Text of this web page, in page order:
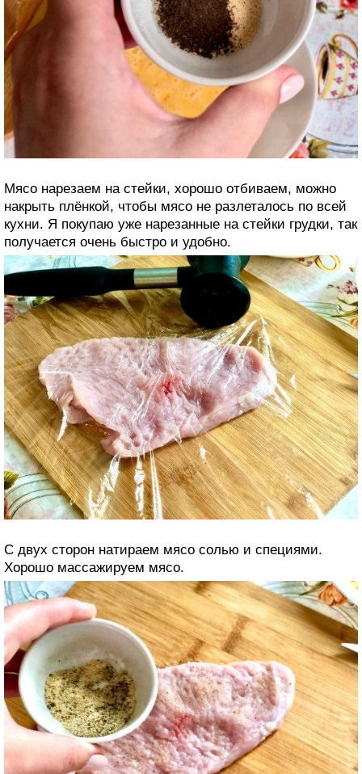
Мясо нарезаем на стейки, хорошо отбиваем, можно
накрыть плёнкой, чтобы мясо не разлеталось по всей
кухни. Я покупаю уже нарезанные на стейки грудки, так
получается очень быстро и удобно.
С двух сторон натираем мясо солью и специями.
Хорошо массажируем мясо.